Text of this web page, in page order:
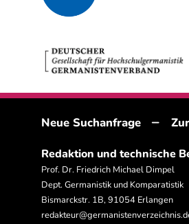
Neue Suchanfrage –
Redaktion und technische
Prof. Dr. Friedrich Michael Dimpel
Dept. Germanistik und Komparatistik
Bismarckstr. 1B, 91054 Erlangen